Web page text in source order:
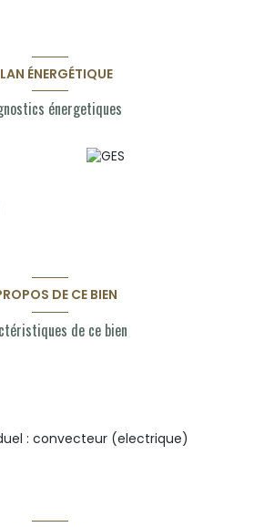
ÉNERGÉTIQUE
énergetiques
DE CE BIEN
de ce bien
: convecteur (electrique)